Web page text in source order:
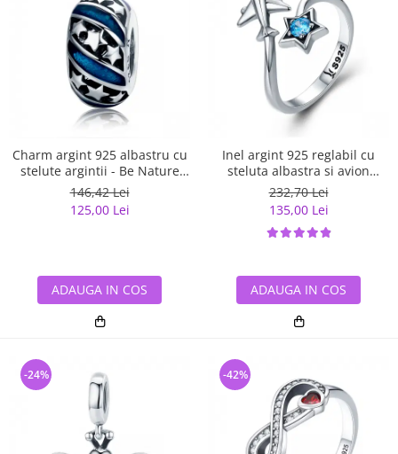
Charm argint 925 albastru cu
stelute argintii - Be Nature
PST0123
146,42 Lei
125,00 Lei
ADAUGA IN COS
Inel argint 925 reglabil cu
steluta albastra si avion
argintiu - Be Nature IST0047
232,70 Lei
135,00 Lei
ADAUGA IN COS
-24% -42%